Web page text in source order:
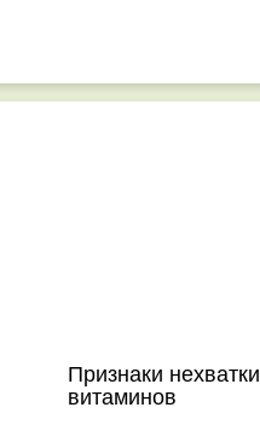
Признаки нехватки
витаминов